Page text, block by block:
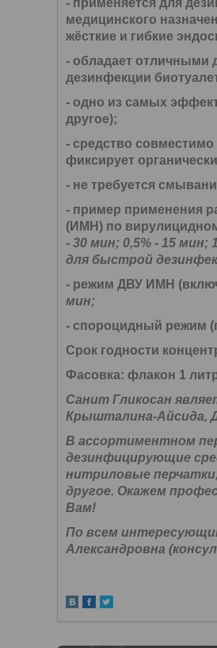
- применяется для
медицинского
жёсткие и гибкие
- обладает отличными
дезинфекции
- одно из самых
другое);
- средство
фиксирует
- не требуется
- пример применения
(ИМН) по
- 30 мин; 0,5% - 15
для быстрой
- режим ДВУ ИМН
мин;
- спороцидный режим
Срок годности
Фасовка: флакон 1
Санит Гликосан
Крышталина-Айсида,
В ассортиментном
дезинфицирующие
нитриловые
другое. Окажем
Вам!
По всем
Александровна